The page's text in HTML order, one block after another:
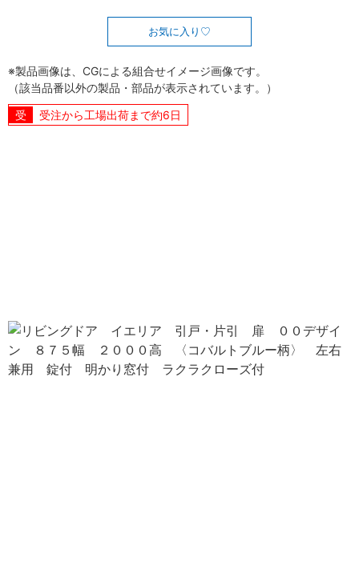
お気に入り
※製品画像は、CGによる組合せイメージ画像です。
（該当品番以外の製品・部品が表示されています。）
受注から工場出荷まで約6日